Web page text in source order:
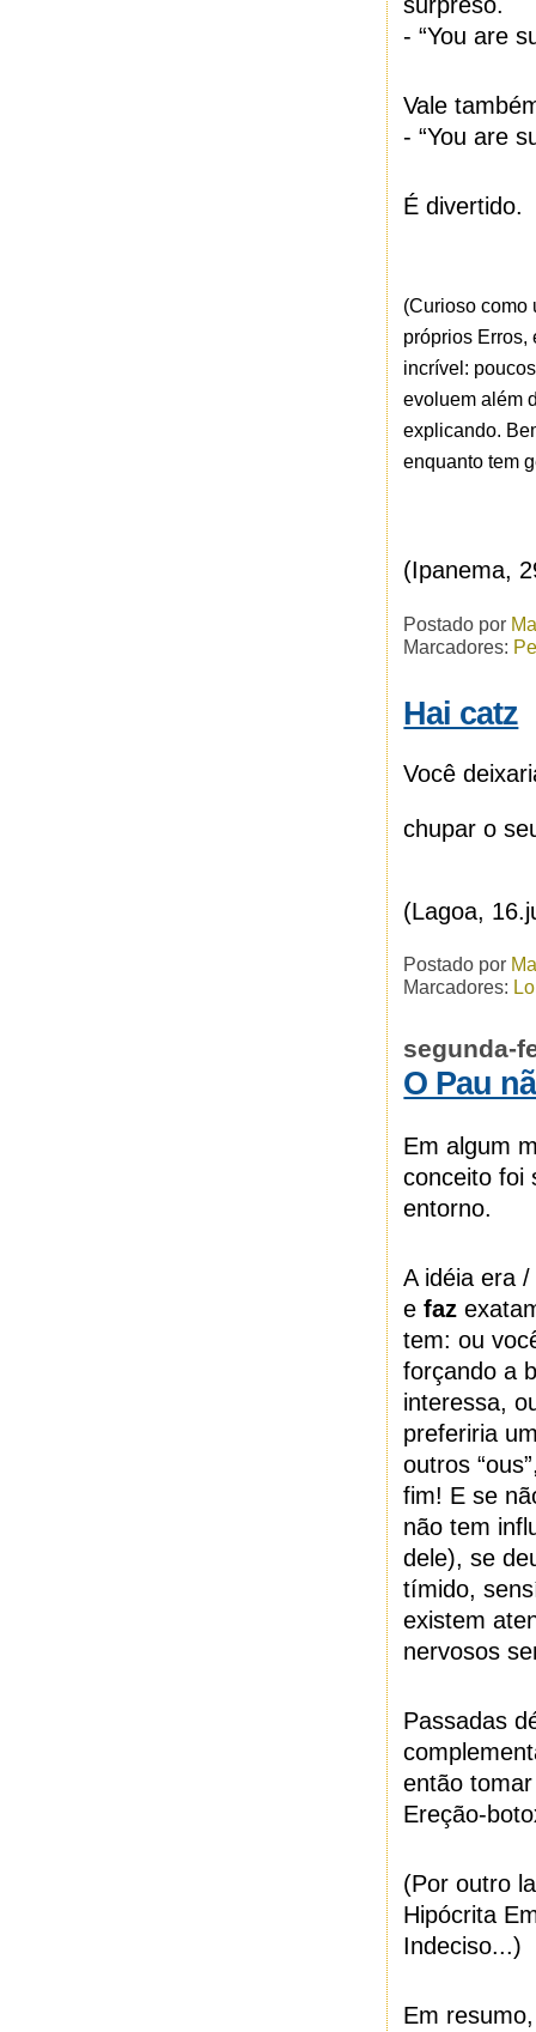
- “You are
Vale
- “You are
É divertido.
(Curioso como
próprios Erros,
incrível:
evoluem além
explicando.
enquanto tem
(Ipanema,
Postado por
Marcadores:
Hai catz
Você
chupar o
(Lagoa,
Postado por
Marcadores:
segunda-
O Pau
Em algum
conceito foi
entorno.
A idéia era
efaz
tem: ou
forçando a
interessa,
preferiria
outros
fim! E se
não tem
dele), se
tímido,
existem
nervosos
Passadas
então
Ereção-
(Por outro
Hipócrita
Indeciso...)
Em